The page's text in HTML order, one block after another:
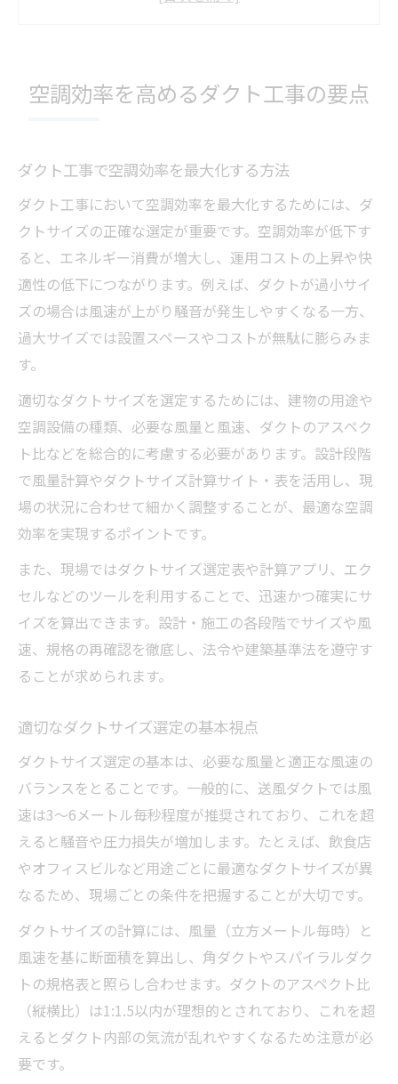
ダクト工事で重要なサイズ計算の基礎
ダクト工事のための基本的なサイズ計算手
ダクトサイズ計算に必須のポイントを解説
ダクト工事現場で役立つ計算式の活用法
風量や風速を踏まえたサイズ算出の基礎
ダクト工事で誤りやすい計算の注意点
適切なダクトサイズ選定の実践知識
ダクト工事で適切サイズを見極める実務の
流れ
は
ダクトサイズ選定表を活用した実践的な方
法
ダクトサイズ規格の現場適用ポイント
効率的なサイズ選定を支える工事の工夫
ダクト工事で重要な規格と法令の基礎知識
ダクトサイズ規格の実務的な確認ポイント
ダクト工事の法令遵守と安全性確保の関係
判例から学ぶダクトサイズ選定の注意点
風量と風速で考えるダクト工事の工夫
ダクト工事での風量・風速計算の基本
ダクトサイズと適正風速の関係を理解する
風量計算で失敗しないダクト工事の秘訣
ダクトサイズ選定時の風速管理ポイント
ダクト工事現場で使う風量計算サイト活用
法
ダクトサイズ計算サイト活用術とは
ダクト工事で役立つ計算サイトの選び方
ダクトサイズ計算サイトの基本的な使い方
計算エクセルやアプリの比較ポイント
空調効率を高めるダクト工事の要点
ダクト工事で空調効率を最大化する方法
ダクト工事において空調効率を最大化するためには、ダ
クトサイズの正確な選定が重要です。空調効率が低下す
ると、エネルギー消費が増大し、運用コストの上昇や快
適性の低下につながります。例えば、ダクトが過小サイ
ズの場合は風速が上がり騒音が発生しやすくなる一方、
過大サイズでは設置スペースやコストが無駄に膨らみま
す。
適切なダクトサイズを選定するためには、建物の用途や
空調設備の種類、必要な風量と風速、ダクトのアスペク
ト比などを総合的に考慮する必要があります。設計段階
で風量計算やダクトサイズ計算サイト・表を活用し、現
場の状況に合わせて細かく調整することが、最適な空調
効率を実現するポイントです。
また、現場ではダクトサイズ選定表や計算アプリ、エク
セルなどのツールを利用することで、迅速かつ確実にサ
イズを算出できます。設計・施工の各段階でサイズや風
速、規格の再確認を徹底し、法令や建築基準法を遵守す
ることが求められます。
適切なダクトサイズ選定の基本視点
ダクトサイズ選定の基本は、必要な風量と適正な風速の
バランスをとることです。一般的に、送風ダクトでは風
速は3～6メートル毎秒程度が推奨されており、これを超
えると騒音や圧力損失が増加します。たとえば、飲食店
やオフィスビルなど用途ごとに最適なダクトサイズが異
なるため、現場ごとの条件を把握することが大切です。
ダクトサイズの計算には、風量（立方メートル毎時）と
風速を基に断面積を算出し、角ダクトやスパイラルダク
トの規格表と照らし合わせます。ダクトのアスペクト比
（縦横比）は1:1.5以内が理想的とされており、これを超
えるとダクト内部の気流が乱れやすくなるため注意が必
要です。